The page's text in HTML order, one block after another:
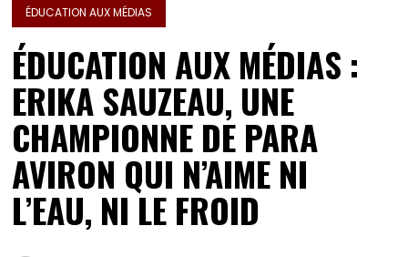
ÉDUCATION AUX MÉDIAS
ÉDUCATION AUX MÉDIAS :
ERIKA SAUZEAU, UNE
CHAMPIONNE DE PARA
AVIRON QUI N’AIME NI
L’EAU, NI LE FROID